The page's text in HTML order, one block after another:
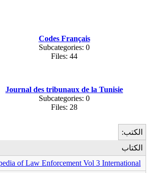
Codes Français
Subcategories: 0
Files: 44
Journal des tribunaux de la Tunisie
Subcategories: 0
Files: 28
الكتب:
الكتاب
of Law Enforcement Vol 3 International